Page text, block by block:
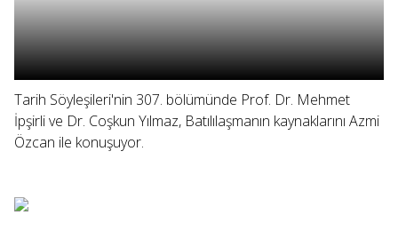
Tarih Söyleşileri'nin 307. bölümünde Prof. Dr. Mehmet
İpşirli ve Dr. Coşkun Yılmaz, Batılılaşmanın kaynaklarını Azmi
Özcan ile konuşuyor.